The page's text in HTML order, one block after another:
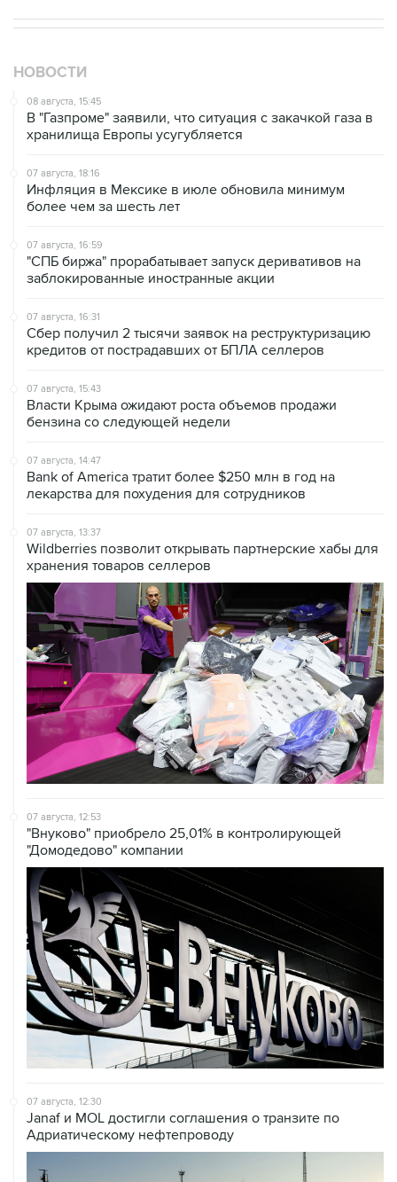
НОВОСТИ
08 августа, 15:45
В "Газпроме" заявили, что ситуация с закачкой газа в
хранилища Европы усугубляется
07 августа, 18:16
Инфляция в Мексике в июле обновила минимум
более чем за шесть лет
07 августа, 16:59
"СПБ биржа" прорабатывает запуск деривативов на
заблокированные иностранные акции
07 августа, 16:31
Сбер получил 2 тысячи заявок на реструктуризацию
кредитов от пострадавших от БПЛА селлеров
07 августа, 15:43
Власти Крыма ожидают роста объемов продажи
бензина со следующей недели
07 августа, 14:47
Bank of America тратит более $250 млн в год на
лекарства для похудения для сотрудников
07 августа, 13:37
Wildberries позволит открывать партнерские хабы для
хранения товаров селлеров
07 августа, 12:53
"Внуково" приобрело 25,01% в контролирующей
"Домодедово" компании
07 августа, 12:30
Janaf и MOL достигли соглашения о транзите по
Адриатическому нефтепроводу